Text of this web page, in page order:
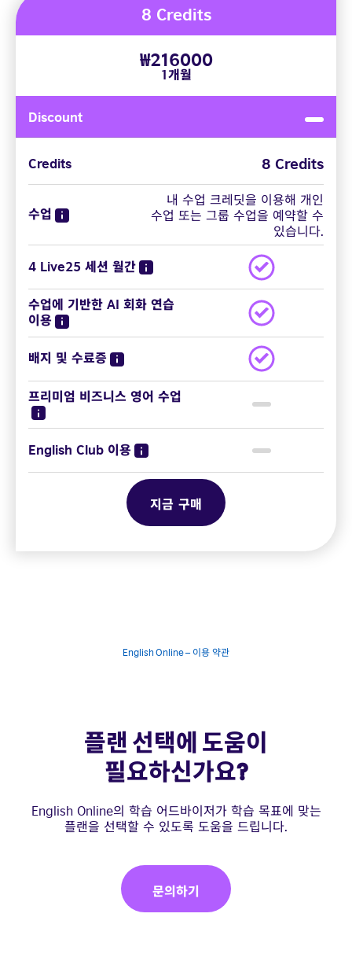
8 Credits
₩216000
1개월
Discount
Credits 8 Credits
수업
내 수업 크레딧을 이용해 개인
수업 또는 그룹 수업을 예약할 수
있습니다.
4 Live25 세션 월간
수업에 기반한 AI 회화 연습
이용
배지 및 수료증
프리미엄 비즈니스 영어 수업
English Club 이용
지금 구매
English Online – 이용 약관
플랜 선택에 도움이
필요하신가요?
English Online의 학습 어드바이저가 학습 목표에 맞는
플랜을 선택할 수 있도록 도움을 드립니다.
문의하기